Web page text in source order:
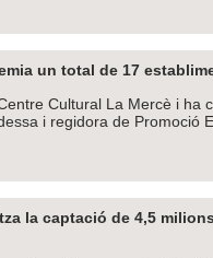
un total de 17
Cultural La Mercè i ha
i regidora de Promoció
la captació de 4,5